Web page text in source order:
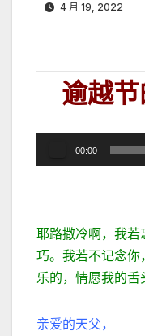
4 月 19, 2022
逾越
频
器
00:00
耶路撒冷啊，我若
巧。我若不记念
乐的，情愿我的
亲爱的天父，